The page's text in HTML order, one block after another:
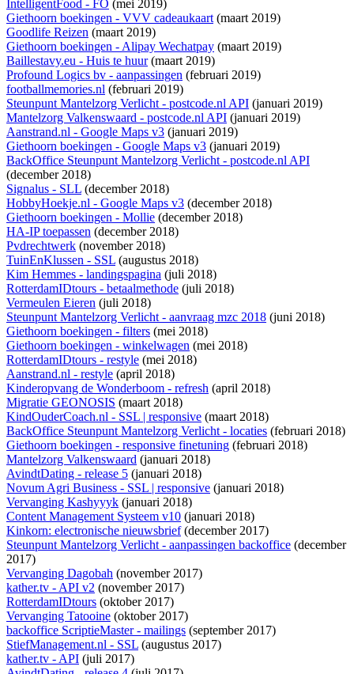
IntelligentFood - FO (mei 2019)
Giethoorn boekingen - VVV cadeaukaart(maart 2019)
Goodlife Reizen (maart 2019)
Giethoorn boekingen - Alipay Wechatpay (maart 2019)
Baillestavy.eu - Huis te huur(maart 2019)
Profound Logics bv - aanpassingen (februari 2019)
footballmemories.nl (februari 2019)
Steunpunt Mantelzorg Verlicht - postcode.nl API (januari 2019)
Mantelzorg Valkenswaard - postcode.nl API (januari 2019)
Aanstrand.nl - Google Maps v3 (januari 2019)
Giethoorn boekingen - Google Maps v3 (januari 2019)
BackOffice Steunpunt Mantelzorg Verlicht - postcode.nl API
(december 2018)
Signalus - SLL (december 2018)
HobbyHoekje.nl - Google Maps v3 (december 2018)
Giethoorn boekingen - Mollie (december 2018)
HA-IP toepassen (december 2018)
Pvdrechtwerk (november 2018)
TuinEnKlussen - SSL (augustus 2018)
Kim Hemmes - landingspagina (juli 2018)
RotterdamIDtours - betaalmethode (juli 2018)
Vermeulen Eieren (juli 2018)
Steunpunt Mantelzorg Verlicht - aanvraag mzc 2018 (juni 2018)
Giethoorn boekingen - filters (mei 2018)
Giethoorn boekingen - winkelwagen (mei 2018)
RotterdamIDtours - restyle (mei 2018)
Aanstrand.nl - restyle (april 2018)
Kinderopvang de Wonderboom - refresh (april 2018)
Migratie GEONOSIS (maart 2018)
KindOuderCoach.nl - SSL | responsive (maart 2018)
BackOffice Steunpunt Mantelzorg Verlicht - locaties (februari 2018)
Giethoorn boekingen - responsive finetuning (februari 2018)
Mantelzorg Valkenswaard (januari 2018)
AvindtDating - release 5 (januari 2018)
Novum Agri Business - SSL | responsive (januari 2018)
Vervanging Kashyyyk (januari 2018)
Content Management Systeem v10 (januari 2018)
Kinkorn: electronische nieuwsbrief(december 2017)
Steunpunt Mantelzorg Verlicht - aanpassingen backoffice (december
2017)
Vervanging Dagobah (november 2017)
kather.tv - API v2 (november 2017)
RotterdamIDtours (oktober 2017)
Vervanging Tatooine (oktober 2017)
backoffice ScriptieMaster - mailings (september 2017)
StiefManagement.nl - SSL (augustus 2017)
kather.tv - API (juli 2017)